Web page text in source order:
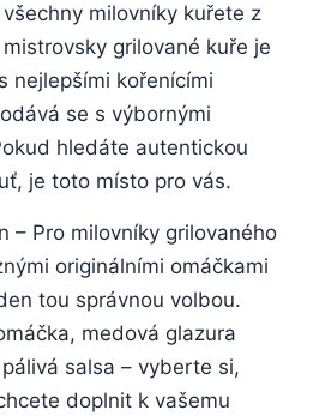
milovníky⁢ kuřete z
grilované kuře je
nejlepšími kořenícími
se s​ výbornými
hledáte​ autentickou
je​ toto místo ⁢pro ​vás.
– Pro milovníky grilovaného
originálními omáčkami
tou⁣ správnou volbou.
medová glazura
salsa – vyberte ⁣si,
doplnit k ​vašemu